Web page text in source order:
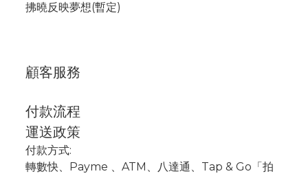
拂曉反映夢想(暫定)
顧客服務
付款流程
運送政策
付款方式:
轉數快、Payme 、 ATM 、
八達通、Tap & Go「拍